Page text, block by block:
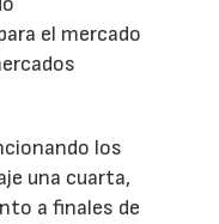
el mercado
los
una cuarta,
a finales de